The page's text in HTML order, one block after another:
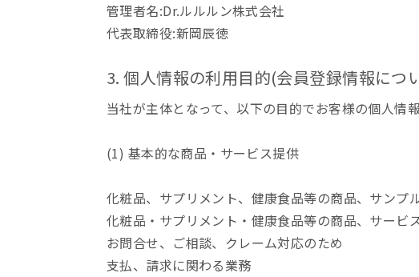
管理者名:Dr.ルルルン株式会社
代表取締役:新岡辰徳
3. 個人情報の利用目的(会員登録情報につ
当社が主体となって、以下の目的でお客様の個人情
(1) 基本的な商品・サービス提供
化粧品、サプリメント、健康食品等の商品、サンプ
化粧品・サプリメント・健康食品等の商品、サービ
お問合せ、ご相談、クレーム対応のため
支払、請求に関わる業務